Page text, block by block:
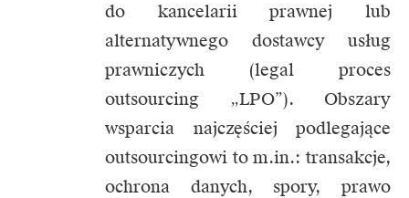
do kancelarii prawnej lub
alternatywnego dostawcy usług
prawniczych (legal proces
outsourcing „LPO”). Obszary
wsparcia najczęściej podlegające
outsourcingowi to m.in.: transakcje,
ochrona danych, spory, prawo